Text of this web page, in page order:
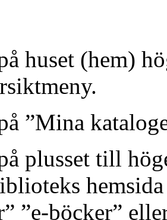
huset (hem)
”Mina
plusset till
”e-böcker”